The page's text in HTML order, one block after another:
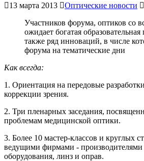
13 марта 2013 Оптические новости
Участников форума, оптиков со
ожидает богатая
также ряд инноваций, в числе
форума на тематические дни
Как всегда:
1. Ориентация на передовые
коррекции зрения.
2. Три пленарных заседания,
проблемам медицинской оптики.
3. Более 10 мастер-классов и круглых
ведущими фирмами - производителями
оборудования, линз и оправ.